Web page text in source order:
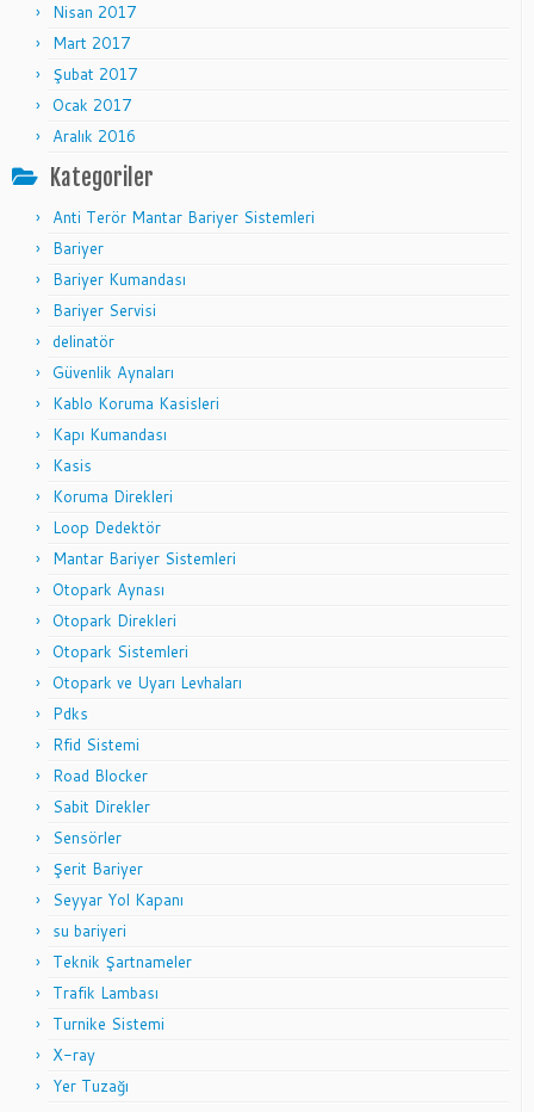
Nisan 2017
Mart 2017
Şubat 2017
Ocak 2017
Aralık 2016
Kategoriler
Anti Terör Mantar Bariyer Sistemleri
Bariyer
Bariyer Kumandası
Bariyer Servisi
delinatör
Güvenlik Aynaları
Kablo Koruma Kasisleri
Kapı Kumandası
Kasis
Koruma Direkleri
Loop Dedektör
Mantar Bariyer Sistemleri
Otopark Aynası
Otopark Direkleri
Otopark Sistemleri
Otopark ve Uyarı Levhaları
Pdks
Rfid Sistemi
Road Blocker
Sabit Direkler
Sensörler
Şerit Bariyer
Seyyar Yol Kapanı
su bariyeri
Teknik Şartnameler
Trafik Lambası
Turnike Sistemi
X-ray
Yer Tuzağı